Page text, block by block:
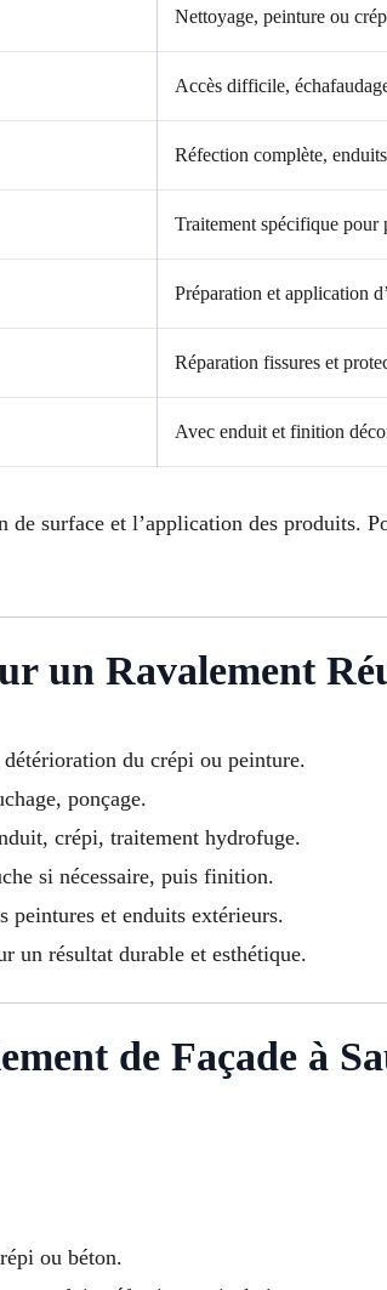
Nettoyage, peinture ou
Accès difficile,
Réfection complète,
Traitement spécifique pour
Préparation et application
Réparation fissures et
Avec enduit et finition
surface et l’application des produits.
un Ravalement
du crépi ou peinture.
ponçage.
crépi, traitement hydrofuge.
si nécessaire, puis finition.
peintures et enduits extérieurs.
un résultat durable et esthétique.
de Façade à
ou béton.